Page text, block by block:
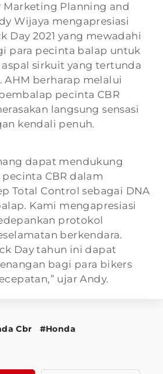
Marketing Planning and
Wijaya mengapresiasi
Day 2021 yang mewadahi
para pecinta balap untuk
sirkuit yang tertunda
AHM berharap melalui
pecinta CBR
langsung sensasi
kendali penuh.
dapat mendukung
CBR dalam
Total Control sebagai DNA
Kami mengapresiasi
protokol
berkendara.
Day tahun ini dapat
bagi para bikers
ujar Andy.
Cbr
#Honda